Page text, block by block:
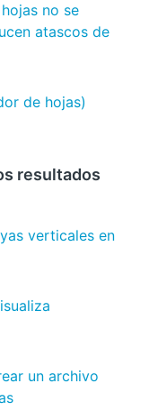
no se
atascos de
de hojas)
resultados
verticales en
un archivo